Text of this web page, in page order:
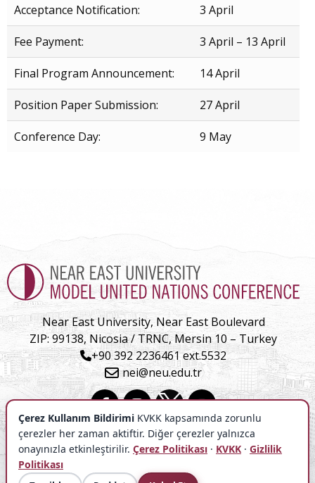
Acceptance Notification: 3 April
Fee Payment: 3 April – 13 April
Final Program Announcement: 14 April
Position Paper Submission: 27 April
Conference Day: 9 May
Near East University, Near East Boulevard
ZIP: 99138, Nicosia / TRNC, Mersin 10 – Turkey
+90 392 2236461 ext.5532
nei@neu.edu.tr
Çerez Kullanım Bildirimi KVKK kapsamında zorunlu
çerezler her zaman aktiftir. Diğer çerezler yalnızca
onayınızla etkinleştirilir. Çerez Politikası · KVKK · Gizlilik
Politikası